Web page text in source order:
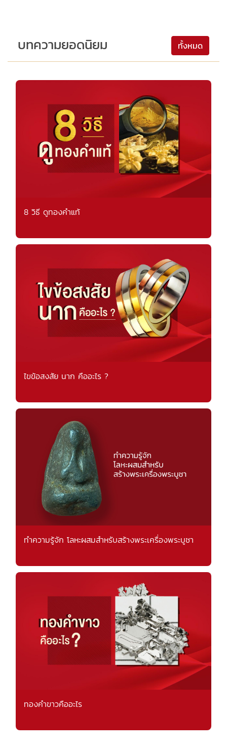
บทความยอดนิยม ทั้งหมด
8 วิธี ดูทองคำแท้
ไขข้อสงสัย นาก คืออะไร ?
ทำความรู้จัก โลหะผสมสำหรับสร้างพระเครื่องพระบูชา
ทองคำขาวคืออะไร